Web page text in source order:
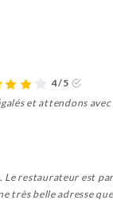
4/5
et attendons
restaurateur est
très belle adresse